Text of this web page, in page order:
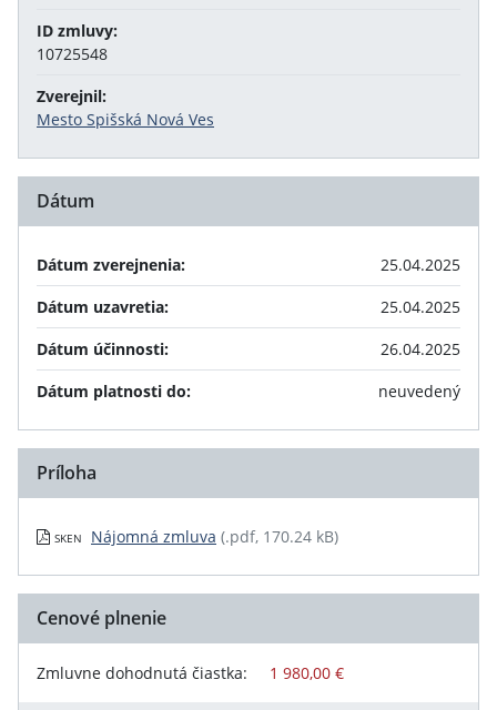
ID zmluvy:
10725548
Zverejnil:
Mesto Spišská Nová Ves
Dátum
Dátum zverejnenia:
25.04.2025
Dátum uzavretia:
25.04.2025
Dátum účinnosti:
26.04.2025
Dátum platnosti do:
neuvedený
Príloha
SKEN Nájomná zmluva (.pdf, 170.24 kB)
Cenové plnenie
Zmluvne dohodnutá čiastka: 1 980,00 €